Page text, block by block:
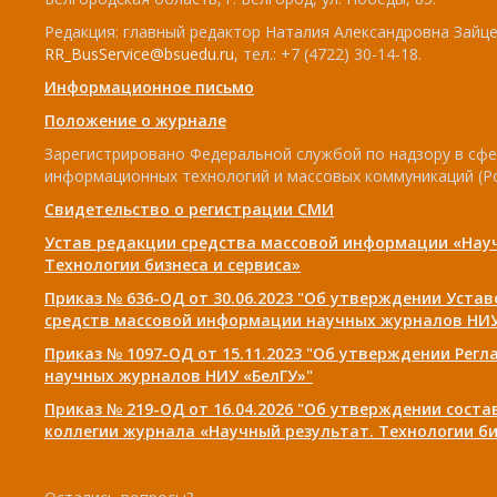
Редакция: главный редактор Наталия Александровна
RR_BusService@bsuedu.ru, тел.: +7 (4722) 30-14-18.
Информационное письмо
Положение о журнале
Зарегистрировано Федеральной службой по надзору в
информационных технологий и массовых коммуникаций
Свидетельство о регистрации СМИ
Устав редакции средства массовой информации
Технологии бизнеса и сервиса»
Приказ № 636-ОД от 30.06.2023 "Об утверждении
средств массовой информации научных журналов
Приказ № 1097-ОД от 15.11.2023 "Об утверждении
научных журналов НИУ «БелГУ»"
Приказ № 219-ОД от 16.04.2026 "Об утверждении
коллегии журнала «Научный результат. Технологии